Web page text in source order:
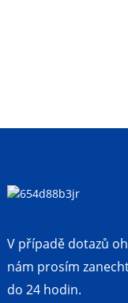
V případě dotazů
nám prosím
do 24 hodin.